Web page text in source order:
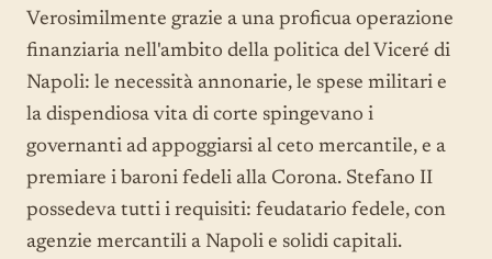
Verosimilmente grazie a una proficua operazione
finanziaria nell'ambito della politica del Viceré di
Napoli: le necessità annonarie, le spese militari e
la dispendiosa vita di corte spingevano i
governanti ad appoggiarsi al ceto mercantile, e a
premiare i baroni fedeli alla Corona. Stefano II
possedeva tutti i requisiti: feudatario fedele, con
agenzie mercantili a Napoli e solidi capitali.